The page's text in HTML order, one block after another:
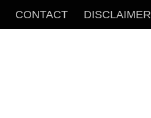
CONTACT DISCLAIMER